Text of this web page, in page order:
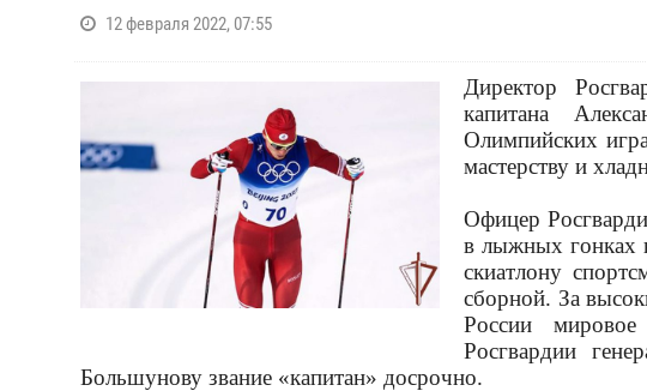
12 февраля 2022, 07:55
Директор
капитана
Олимпийских
мастерству и
Офицер
в лыжных гонках
скиатлону
сборной. За
России
Росгвардии
Большунову звание «капитан» досрочно.